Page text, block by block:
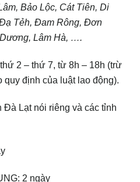
Bảo Lộc, Cát Tiên, Di
Tẻh, Đam Rông, Đơn
Lâm Hà, ….
2 – thứ 7, từ 8h – 18h (trừ
quy định của luật lao động).
Lạt nói riêng và các tỉnh
2 ngày